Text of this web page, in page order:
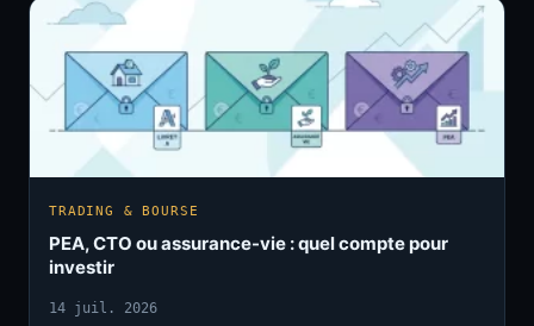
TRADING & BOURSE
PEA, CTO ou assurance-vie : quel compte pour
investir
14 juil. 2026